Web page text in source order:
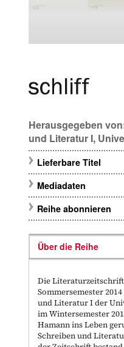
Herausgegeben
und Literatur I,
Lieferbare Titel
Mediadaten
Reihe abonnieren
Über die Reihe
Die
Sommersemester
und Literatur I der
im Wintersemester
Hamann ins Leben
Schreiben und